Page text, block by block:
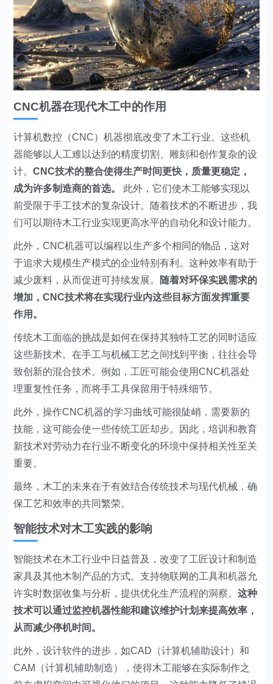
CNC机器在现代木工中的作用
计算机数控（CNC）机器彻底改变了木工行业。这些机
器能够以人工难以达到的精度切割、雕刻和创作复杂的设
计。CNC技术的整合使得生产时间更快，质量更稳定，
成为许多制造商的首选。
此外，它们使木工能够实现以
前受限于手工技术的复杂设计。随着技术的不断进步，我
们可以期待木工行业实现更高水平的自动化和设计能力。
此外，CNC机器可以编程以生产多个相同的物品，这对
于追求大规模生产模式的企业特别有利。这种效率有助于
减少废料，从而促进可持续发展。
随着对环保实践需求的
增加，CNC技术将在实现行业内这些目标方面发挥重要
作用。
传统木工面临的挑战是如何在保持其独特工艺的同时适应
这些新技术。在手工与机械工艺之间找到平衡，往往会导
致创新的混合技术。例如，工匠可能会使用CNC机器处
理重复性任务，而将手工具保留用于特殊细节。
此外，操作CNC机器的学习曲线可能很陡峭，需要新的
技能，这可能会使一些传统工匠却步。因此，培训和教育
新技术对劳动力在行业不断变化的环境中保持相关性至关
重要。
最终，木工的未来在于有效结合传统技术与现代机械，确
保工艺和效率的共同繁荣。
智能技术对木工实践的影响
智能技术在木工行业中日益普及，改变了工匠设计和制造
家具及其他木制产品的方式。支持物联网的工具和机器允
许实时数据收集与分析，提供优化生产流程的洞察。这种
技术可以通过监控机器性能和建议维护计划来提高效率，
从而减少停机时间。
此外，设计软件的进步，如CAD（计算机辅助设计）和
CAM（计算机辅助制造），使得木工能够在实际制作之